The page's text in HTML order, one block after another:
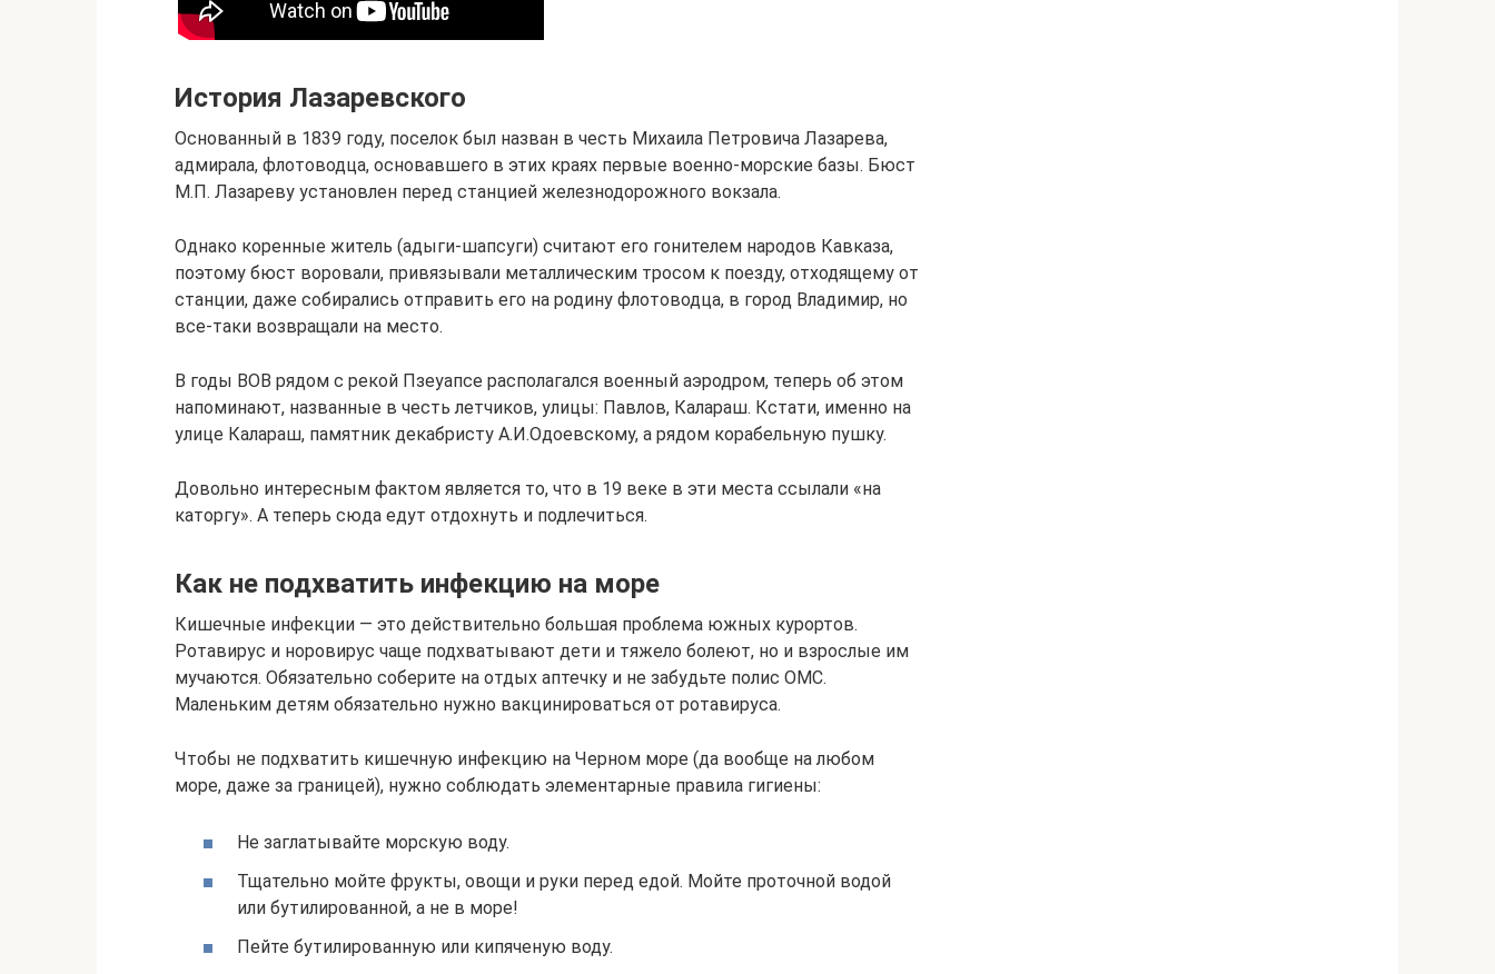
История Лазаревского
Основанный в 1839 году, поселок был назван в честь Михаила Петровича Лазарева,
адмирала, флотоводца, основавшего в этих краях первые военно-морские базы. Бюст
М.П. Лазареву установлен перед станцией железнодорожного вокзала.
Однако коренные житель (адыги-шапсуги) считают его гонителем народов Кавказа,
поэтому бюст воровали, привязывали металлическим тросом к поезду, отходящему от
станции, даже собирались отправить его на родину флотоводца, в город Владимир, но
все-таки возвращали на место.
В годы ВОВ рядом с рекой Пзеуапсе располагался военный аэродром, теперь об этом
напоминают, названные в честь летчиков, улицы: Павлов, Калараш. Кстати, именно на
улице Калараш, памятник декабристу А.И.Одоевскому, а рядом корабельную пушку.
Довольно интересным фактом является то, что в 19 веке в эти места ссылали «на
каторгу». А теперь сюда едут отдохнуть и подлечиться.
Как не подхватить инфекцию на море
Кишечные инфекции — это действительно большая проблема южных курортов.
Ротавирус и норовирус чаще подхватывают дети и тяжело болеют, но и взрослые им
мучаются. Обязательно соберите на отдых аптечку и не забудьте полис ОМС.
Маленьким детям обязательно нужно вакцинироваться от ротавируса.
Чтобы не подхватить кишечную инфекцию на Черном море (да вообще на любом
море, даже за границей), нужно соблюдать элементарные правила гигиены:
Не заглатывайте морскую воду.
Тщательно мойте фрукты, овощи и руки перед едой. Мойте проточной водой
или бутилированной, а не в море!
Пейте бутилированную или кипяченую воду.